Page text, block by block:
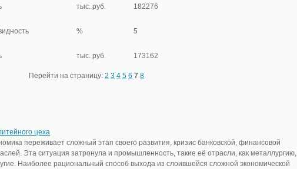
тыс. руб. 182276
% 5
тыс. руб. 173162
Перейти на страницу: 2 3 4 5 6 7 8
цеха
переживает сложный этап своего развития, кризис банковской, финансовой
Эта ситуация затронула и промышленность, такие её отрасли, как металлургию,
Наиболее рациональный способ выхода из слоившейся сложной экономической